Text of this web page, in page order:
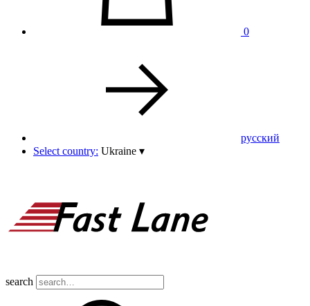
0
pусский
Select country: Ukraine ▾
search